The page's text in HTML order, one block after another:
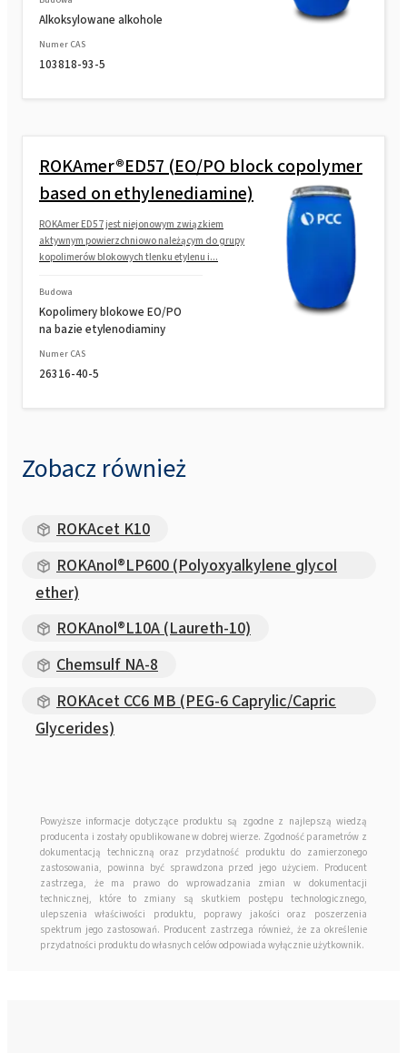
Alkoksylowane alkohole
Numer CAS
103818-93-5
ROKAmer®ED57 (EO/PO block copolymer
based on ethylenediamine)
ROKAmer ED57 jest niejonowym związkiem
aktywnym powierzchniowo należącym do grupy
kopolimerów blokowych tlenku etylenu i...
Budowa
Kopolimery blokowe EO/PO
na bazie etylenodiaminy
Numer CAS
26316-40-5
Zobacz również
ROKAcet K10
ROKAnol®LP600 (Polyoxyalkylene glycol
ether)
ROKAnol®L10A (Laureth-10)
Chemsulf NA-8
ROKAcet CC6 MB (PEG-6 Caprylic/Capric
Glycerides)
Powyższe informacje dotyczące produktu są zgodne z najlepszą wiedzą
producenta i zostały opublikowane w dobrej wierze. Zgodność parametrów z
dokumentacją techniczną oraz przydatność produktu do zamierzonego
zastosowania, powinna być sprawdzona przed jego użyciem. Producent
zastrzega, że ma prawo do wprowadzania zmian w dokumentacji
technicznej, które to zmiany są skutkiem postępu technologicznego,
ulepszenia właściwości produktu, poprawy jakości oraz poszerzenia
spektrum jego zastosowań. Producent zastrzega również, że za określenie
przydatności produktu do własnych celów odpowiada wyłącznie użytkownik.